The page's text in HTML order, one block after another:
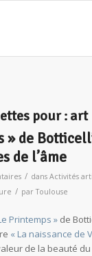
pour : art
» de
de l’âme
/ dans Activités
/ parToulouse
Printemps »de
« La naissance de
de la beauté